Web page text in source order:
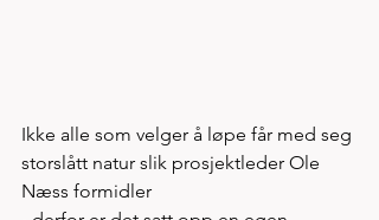
Ikke alle som velger å løpe får med seg
storslått natur slik prosjektleder Ole
Næss formidler